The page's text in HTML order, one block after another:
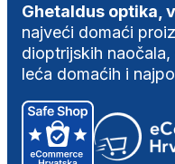
Ghetaldus optika,
najveći domaći
dioptrijskih
leća domaćih i